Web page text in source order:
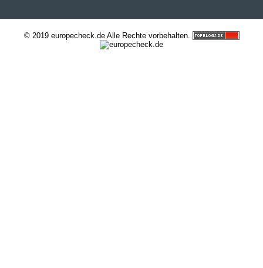
© 2019 europecheck.de Alle Rechte vorbehalten.